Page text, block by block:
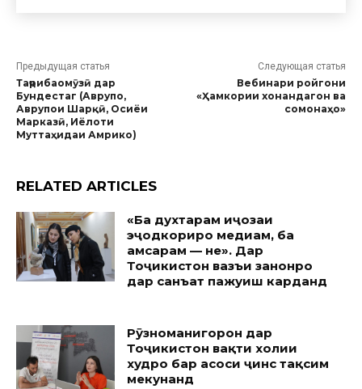
Предыдущая статья
Таҷрибаомӯзӣ дар
Бундестаг (Аврупо,
Аврупои Шарқӣ, Осиёи
Марказӣ, Иёлоти
Муттаҳидаи Амрико)
Следующая статья
Вебинари ройгони
«Ҳамкории хонандагон ва
сомонаҳо»
RELATED ARTICLES
«Ба духтарам иҷозаи
эҷодкориро медиҳам, ба
ҳамсарам — не». Дар
Тоҷикистон вазъи занонро
дар санъат пажуҳиш карданд
Рӯзноманигорон дар
Тоҷикистон вақти холии
худро бар асоси ҷинс тақсим
мекунанд